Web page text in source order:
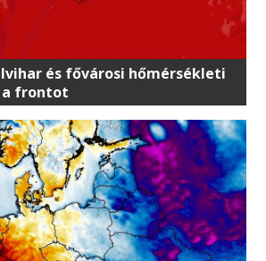
és fővárosi hőmérsékleti
a frontot